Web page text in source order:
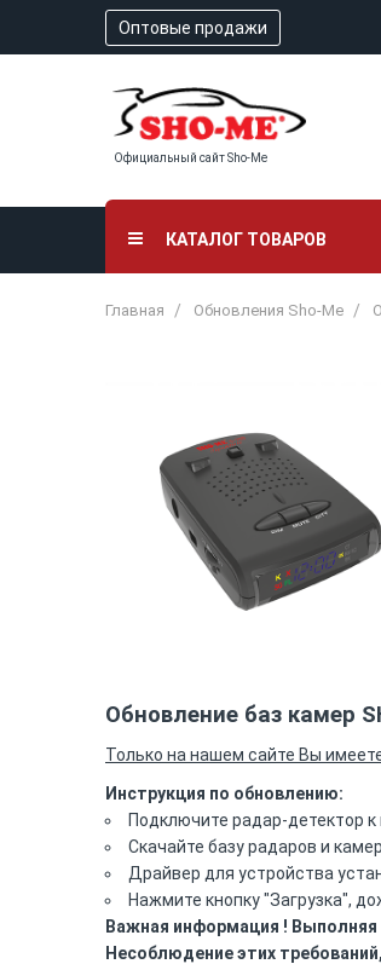
Оптовые продажи
Официальный сайт Sho-Me
КАТАЛОГ ТОВАРОВ
Главная Обновления Sho-Me
Обновление баз камер
Только на нашем сайте Вы
Инструкция по обновлению:
Подключите радар-детектор
Скачайте базу радаров и
Драйвер для устройства
Нажмите кнопку "Загрузка",
Важная информация ! Выполняя
Несоблюдение этих